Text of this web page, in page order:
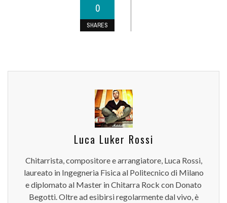
0
SHARES
Luca Luker Rossi
Chitarrista, compositore e arrangiatore, Luca Rossi,
laureato in Ingegneria Fisica al Politecnico di Milano
e diplomato al Master in Chitarra Rock con Donato
Begotti. Oltre ad esibirsi regolarmente dal vivo, è